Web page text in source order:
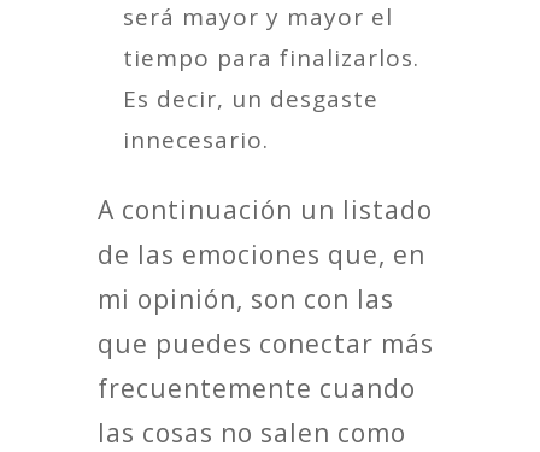
será mayor y mayor el
tiempo para finalizarlos.
Es decir, un desgaste
innecesario.
A continuación un listado
de las emociones que, en
mi opinión, son con las
que puedes conectar más
frecuentemente cuando
las cosas no salen como